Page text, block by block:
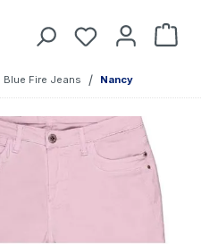
Du hast 0
Blue Fire Jeans / Nancy